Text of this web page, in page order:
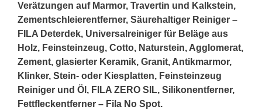
Verätzungen auf Marmor, Travertin und Kalkstein,
Zementschleierentferner, Säurehaltiger Reiniger –
FILA Deterdek, Universalreiniger für Beläge aus
Holz, Feinsteinzeug, Cotto, Naturstein, Agglomerat,
Zement, glasierter Keramik, Granit, Antikmarmor,
Klinker, Stein- oder Kiesplatten, Feinsteinzeug
Reiniger und Öl, FILA ZERO SIL, Silikonentferner,
Fettfleckentferner – Fila No Spot.